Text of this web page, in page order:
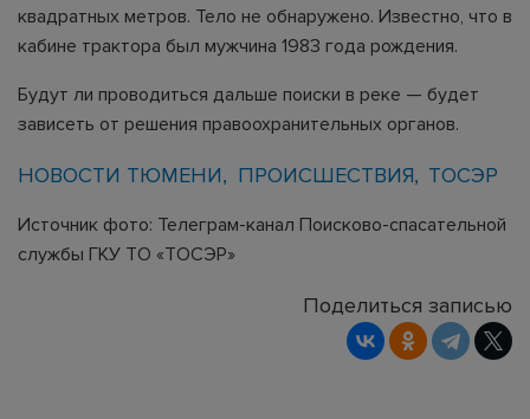
квадратных метров. Тело не обнаружено. Известно, что в
кабине трактора был мужчина 1983 года рождения.
Будут ли проводиться дальше поиски в реке — будет
зависеть от решения правоохранительных органов.
НОВОСТИ ТЮМЕНИ ПРОИСШЕСТВИЯ ТОСЭР
Источник фото: Телеграм-канал Поисково-спасательной
службы ГКУ ТО «ТОСЭР»
Поделиться записью